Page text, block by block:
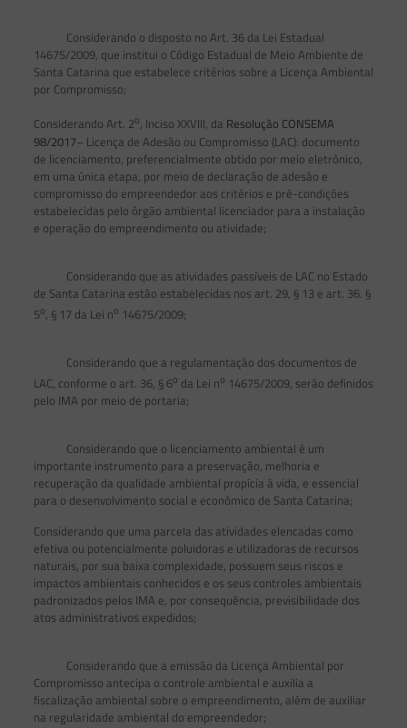
Considerando o disposto no Art. 36 da Lei Estadual
14675/2009, que institui o Código Estadual de Meio Ambiente de
Santa Catarina que estabelece critérios sobre a Licença Ambiental
por Compromisso;
Considerando Art. 2o, Inciso XXVIII, da Resolução CONSEMA
98/2017– Licença de Adesão ou Compromisso (LAC): documento
de licenciamento, preferencialmente obtido por meio eletrônico,
em uma única etapa, por meio de declaração de adesão e
compromisso do empreendedor aos critérios e pré-condições
estabelecidas pelo órgão ambiental licenciador para a instalação
e operação do empreendimento ou atividade;
Considerando que as atividades passíveis de LAC no Estado
de Santa Catarina estão estabelecidas nos art. 29, § 13 e art. 36. §
5o, § 17 da Lei no 14675/2009;
Considerando que a regulamentação dos documentos de
LAC, conforme o art. 36, § 6o da Lei no 14675/2009, serão definidos
pelo IMA por meio de portaria;
Considerando que o licenciamento ambiental é um
importante instrumento para a preservação, melhoria e
recuperação da qualidade ambiental propícia à vida, e essencial
para o desenvolvimento social e econômico de Santa Catarina;
Considerando que uma parcela das atividades elencadas como
efetiva ou potencialmente poluidoras e utilizadoras de recursos
naturais, por sua baixa complexidade, possuem seus riscos e
impactos ambientais conhecidos e os seus controles ambientais
padronizados pelos IMA e, por consequência, previsibilidade dos
atos administrativos expedidos;
Considerando que a emissão da Licença Ambiental por
Compromisso antecipa o controle ambiental e auxilia a
fiscalização ambiental sobre o empreendimento, além de auxiliar
na regularidade ambiental do empreendedor;